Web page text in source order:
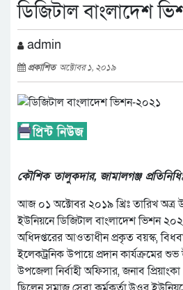
ডিজিটাল বাংলাদেশ
admin
প্রকাশিত অক্টোবর ১, ২০১৯
কৌশিক তালুকদার, জামালগঞ্জ
আজ ০১ অক্টোবর ২০১৯ খ্রিঃ তারিখ অত্র
ইউনিয়নে ডিজিটাল বাংলাদেশ ভিশন
অধিদপ্তরের আওতাধীন প্রকৃত বয়স্ক,
ইলেকট্রনিক উপায়ে প্রদান কার্যক্রমের
উপজেলা নির্বাহী অফিসার, জনাব